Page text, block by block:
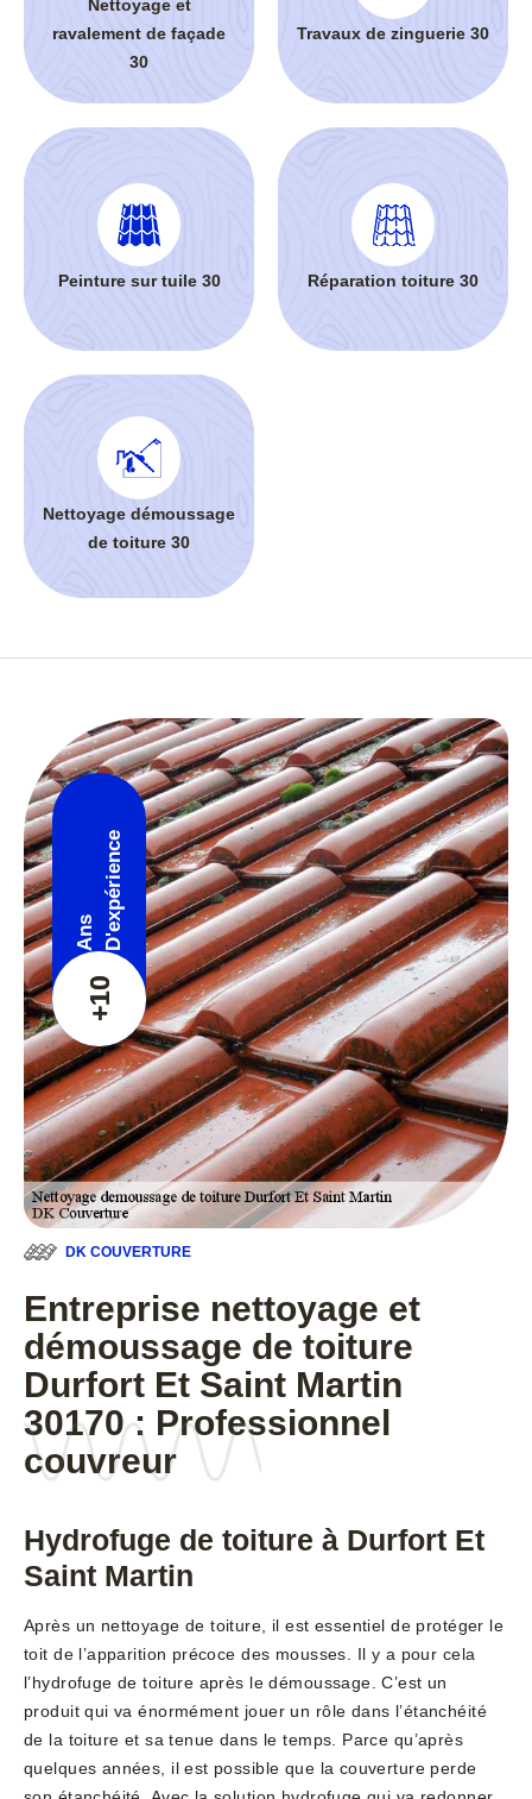
Nettoyage et
ravalement de façade
30
Travaux de zinguerie 30
Peinture sur tuile 30 Réparation toiture 30
Nettoyage démoussage
de toiture 30
+10
Ans D'expérience
DK COUVERTURE
Entreprise nettoyage et
démoussage de toiture
Durfort Et Saint Martin
30170 : Professionnel
couvreur
Hydrofuge de toiture à Durfort Et
Saint Martin
Après un nettoyage de toiture, il est essentiel de protéger le
toit de l’apparition précoce des mousses. Il y a pour cela
l’hydrofuge de toiture après le démoussage. C’est un
produit qui va énormément jouer un rôle dans l’étanchéité
de la toiture et sa tenue dans le temps. Parce qu’après
quelques années, il est possible que la couverture perde